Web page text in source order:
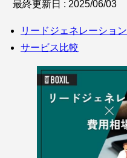
最終更新日 : 2025/06/03
リードジェネレーション
サービス比較